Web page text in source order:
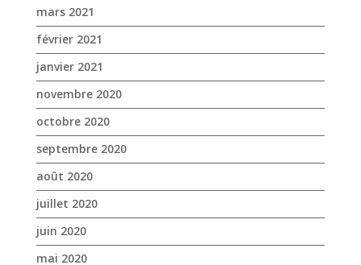
septembre 2020
août 2020
juillet 2020
juin 2020
mai 2020
avril 2020
mars 2020
janvier 2020
décembre 2019